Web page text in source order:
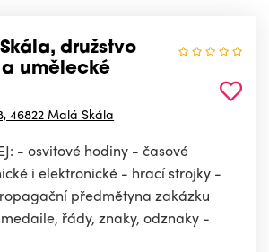
družstvo
umělecké
46822 Malá Skála
- osvitové hodiny - časové
i elektronické - hrací strojky -
předmětyna zakázku
řády, znaky, odznaky -